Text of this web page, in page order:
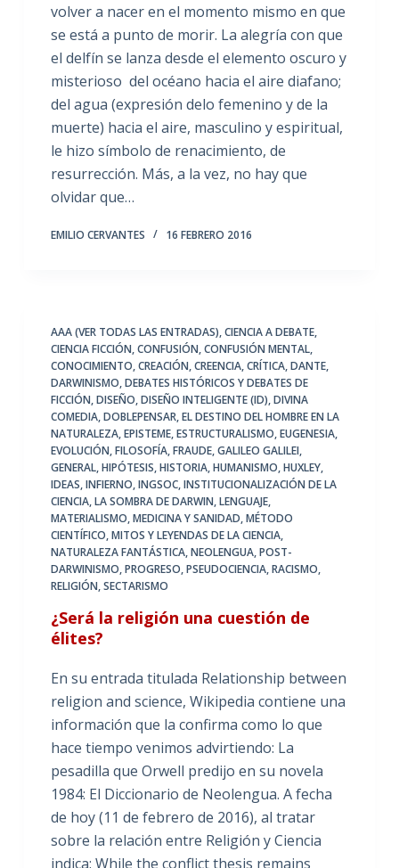
volver a nacer en el momento mismo en que
se está a punto de morir. La alegría con que
el delfín se lanza desde el elemento oscuro y
misterioso del océano hacia el aire diafano;
del agua (expresión delo femenino y de la
muerte) hacia el aire, masculino y espiritual,
le hizo símbolo de renacimiento, de
resurrección. Más, a la vez, no hay que
olvidar que…
EMILIO CERVANTES 16 FEBRERO 2016
AAA (VER TODAS LAS ENTRADAS),CIENCIA A DEBATE,
CIENCIA FICCIÓN,CONFUSIÓN,CONFUSIÓN MENTAL,
CONOCIMIENTO,CREACIÓN,CREENCIA,CRÍTICA,DANTE,
DARWINISMO,DEBATES HISTÓRICOS Y DEBATES DE
FICCIÓN,DISEÑO,DISEÑO INTELIGENTE (ID),DIVINA
COMEDIA,DOBLEPENSAR,EL DESTINO DEL HOMBRE EN LA
NATURALEZA,EPISTEME,ESTRUCTURALISMO,EUGENESIA,
EVOLUCIÓN,FILOSOFÍA,FRAUDE,GALILEO GALILEI,
GENERAL,HIPÓTESIS,HISTORIA,HUMANISMO,HUXLEY,
IDEAS,INFIERNO,INGSOC,INSTITUCIONALIZACIÓN DE LA
CIENCIA,LA SOMBRA DE DARWIN,LENGUAJE,
MATERIALISMO,MEDICINA Y SANIDAD,MÉTODO
CIENTÍFICO,MITOS Y LEYENDAS DE LA CIENCIA,
NATURALEZA FANTÁSTICA,NEOLENGUA,POST-
DARWINISMO,PROGRESO,PSEUDOCIENCIA,RACISMO,
RELIGIÓN,SECTARISMO
¿Será la religión una cuestión de
élites?
En su entrada titulada Relationship between
religion and science, Wikipedia contiene una
información que la confirma como lo que
hace tiempo venimos advirtiendo: La
pesadilla que Orwell predijo en su novela
1984: El Diccionario de Neolengua. A fecha
de hoy (11 de febrero de 2016), al tratar
sobre la relación entre Religión y Ciencia
indica: While the conflict thesis remains